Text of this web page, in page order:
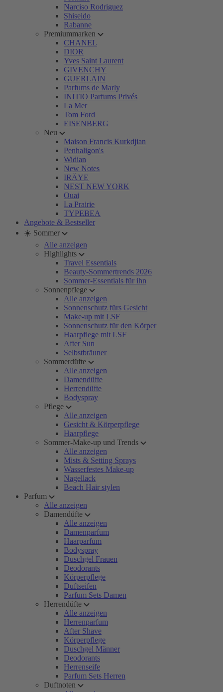
Narciso Rodriguez
Shiseido
Rabanne
Premiummarken
CHANEL
DIOR
Yves Saint Laurent
GIVENCHY
GUERLAIN
Parfums de Marly
INITIO Parfums Privés
La Mer
Tom Ford
EISENBERG
Neu
Maison Francis Kurkdjian
Penhaligon's
Widian
New Notes
IRÄYE
NEST NEW YORK
Ouai
La Prairie
TYPEBEA
Angebote & Bestseller
☀️ Sommer
Alle anzeigen
Highlights
Travel Essentials
Beauty-Sommertrends 2026
Sommer-Essentials für ihn
Sonnenpflege
Alle anzeigen
Sonnenschutz fürs Gesicht
Make-up mit LSF
Sonnenschutz für den Körper
Haarpflege mit LSF
After Sun
Selbstbräuner
Sommerdüfte
Alle anzeigen
Damendüfte
Herrendüfte
Bodyspray
Pflege
Alle anzeigen
Gesicht & Körperpflege
Haarpflege
Sommer-Make-up und Trends
Alle anzeigen
Mists & Setting Sprays
Wasserfestes Make-up
Nagellack
Beach Hair stylen
Parfum
Alle anzeigen
Damendüfte
Alle anzeigen
Damenparfum
Haarparfum
Bodyspray
Duschgel Frauen
Deodorants
Körperpflege
Duftseifen
Parfum Sets Damen
Herrendüfte
Alle anzeigen
Herrenparfum
After Shave
Körperpflege
Duschgel Männer
Deodorants
Herrenseife
Parfum Sets Herren
Duftnoten